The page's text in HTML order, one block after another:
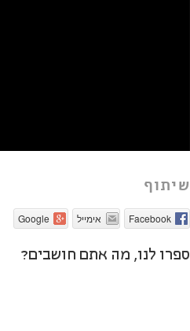
שיתוף
Facebook אימייל Google
ספרו לנו, מה אתם חושבים?